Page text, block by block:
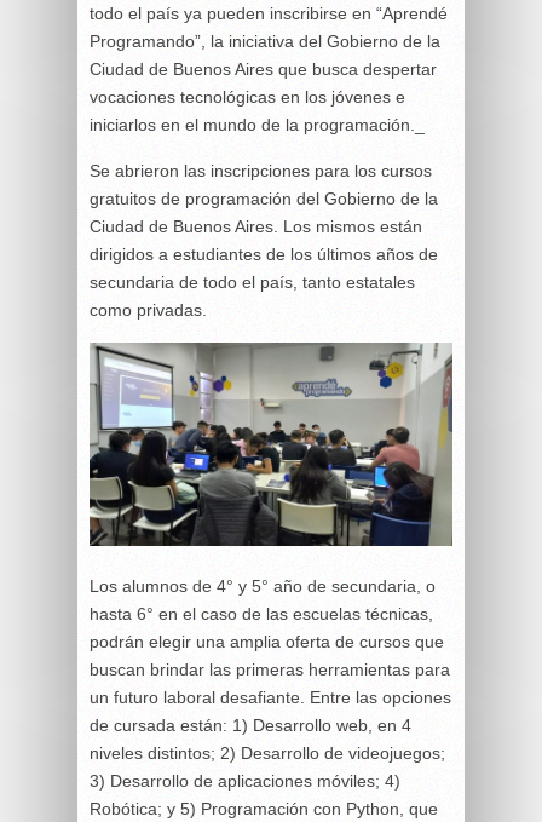
todo el país ya pueden inscribirse en “Aprendé
Programando”, la iniciativa del Gobierno de la
Ciudad de Buenos Aires que busca despertar
vocaciones tecnológicas en los jóvenes e
iniciarlos en el mundo de la programación._
Se abrieron las inscripciones para los cursos
gratuitos de programación del Gobierno de la
Ciudad de Buenos Aires. Los mismos están
dirigidos a estudiantes de los últimos años de
secundaria de todo el país, tanto estatales
como privadas.
Los alumnos de 4° y 5° año de secundaria, o
hasta 6° en el caso de las escuelas técnicas,
podrán elegir una amplia oferta de cursos que
buscan brindar las primeras herramientas para
un futuro laboral desafiante. Entre las opciones
de cursada están: 1) Desarrollo web, en 4
niveles distintos; 2) Desarrollo de videojuegos;
3) Desarrollo de aplicaciones móviles; 4)
Robótica; y 5) Programación con Python, que